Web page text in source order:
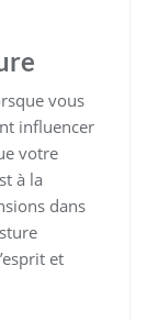
vous
influencer
votre
à la
dans
et